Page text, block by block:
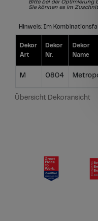
Übersicht Dekoransicht
Bitte bei der Optimierung
Sie können es im
Hinweis: Im
Dekor
Art
Dekor
Nr.
Dekor
Name
M 0804